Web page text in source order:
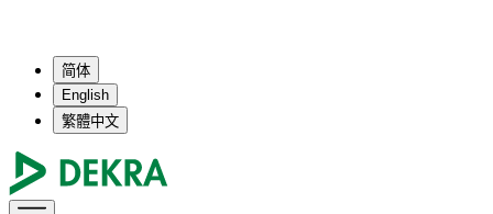
简体
English
繁體中文